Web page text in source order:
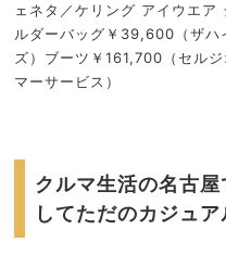
ェネタ／ケリング アイウエア
ルダーバッグ￥39,600（ザハ
ズ）ブーツ￥161,700（セル
マーサービス）
クルマ生活の名古
してただのカジュ